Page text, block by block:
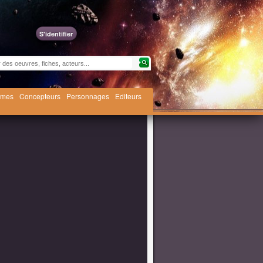
S'identifier
Concepteurs Personnages
Editeurs
avril 2025]